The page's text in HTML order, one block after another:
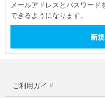
メールアドレスとパスワー
できるようになります。
ご利用ガイド